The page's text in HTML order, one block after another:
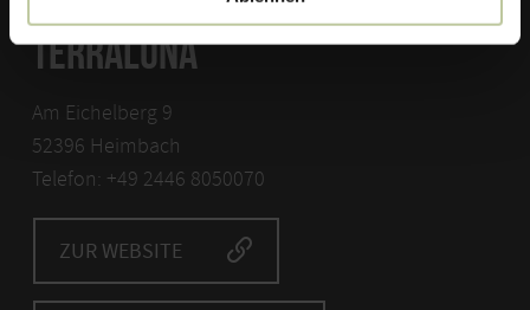
TERRALUNA
Am Eichelberg 9
52396 Heimbach
Telefon: +49 2446 8050070
ZUR WEBSITE